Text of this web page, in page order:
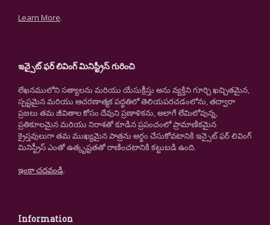
Learn More.
ఇన్సైట్ ఫర్ లివింగ్ మినిస్ట్రీస్ గురించి
లేఖనములోని సత్యాలను మరియు యేసుక్రీస్తు అను వ్యక్తిని గూర్చి ఖచ్చితమైన,
స్పష్టమైన మరియు ఆచరణాత్మక పద్ధతిలో తెలియపరచడంలోను, తద్వారా
ప్రజలు తమ జీవితాల కోసం దేవుని ప్రణాళికను, అలాగే లేమిలోవున్న,
ప్రతికూలమైన మరియు నిరాశతో కూడిన ప్రపంచంలో ప్రామాణికమైన
క్రైస్తవులుగా తమ ముఖ్యమైన పాత్రను అర్థం చేసుకోవటానికి ఇన్సైట్ ఫర్ లివింగ్
మినిస్ట్రీస్ ఎంతో ఉత్కృష్టతతో రాణించటానికి కట్టుబడి ఉంది.
ఇంకా చదవండి.
Information